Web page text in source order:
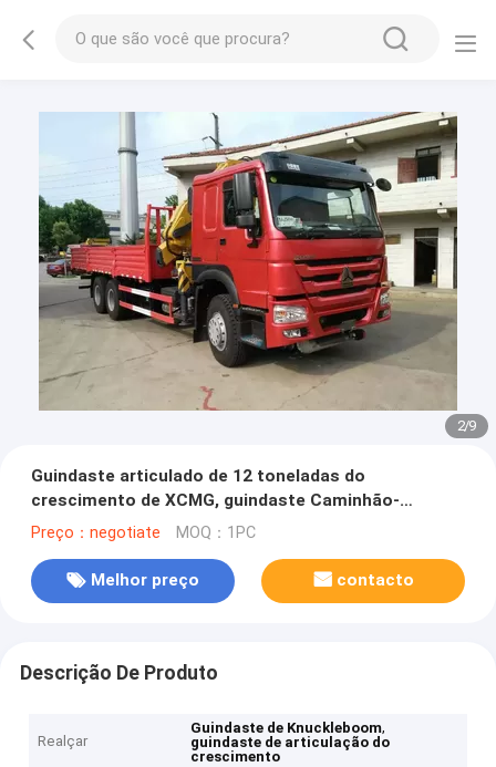
2/9
Guindaste articulado de 12 toneladas do
crescimento de XCMG, guindaste Caminhão-
montado com boa qualidade
Preço：negotiate MOQ：1PC
Melhor preço contacto
Descrição De Produto
Realçar
Guindaste de Knuckleboom,
guindaste de articulação do
crescimento